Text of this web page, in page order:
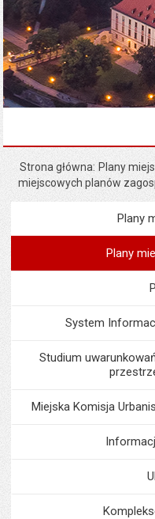
Strona główna Plany
miejscowych planów
Plany
Plany
System
Studium
Miejska Komisja